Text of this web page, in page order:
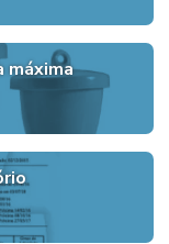
máxima